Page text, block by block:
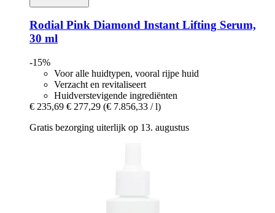
Rodial Pink Diamond Instant Lifting Serum,
30 ml
-15%
Voor alle huidtypen, vooral rijpe huid
Verzacht en revitaliseert
Huidverstevigende ingrediënten
€ 235,69 € 277,29 (€ 7.856,33 / l)
Gratis bezorging uiterlijk op 13. augustus